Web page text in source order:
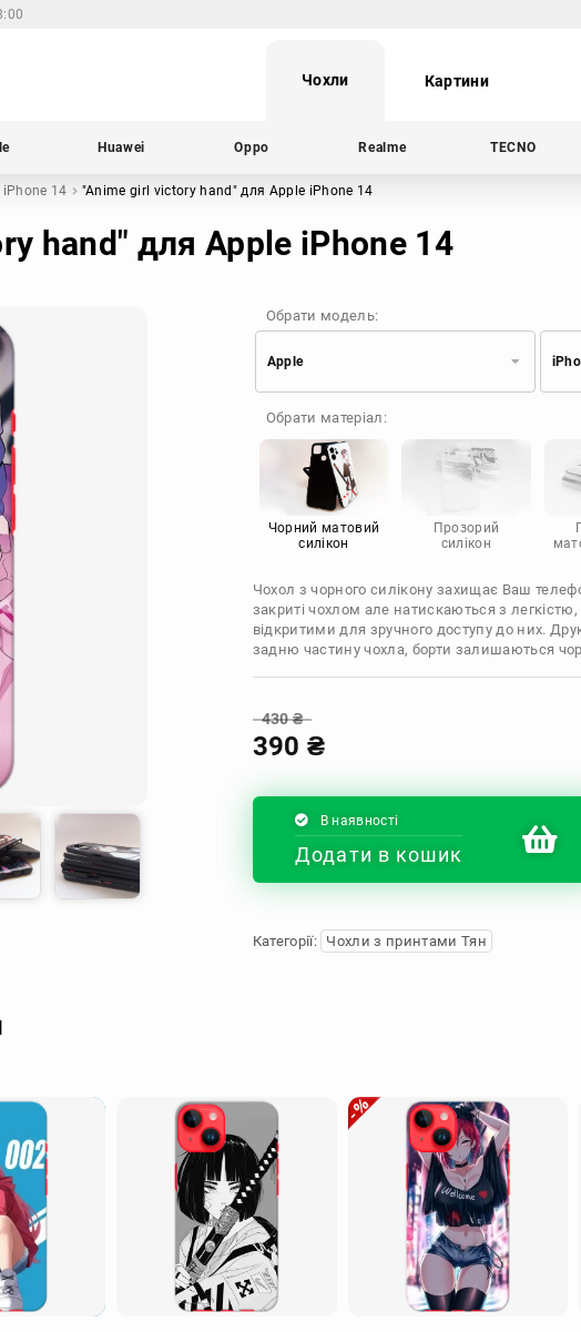
Чохли Картини
Huawei Oppo Realme TECNO
iPhone 14 "Anime girl victory hand" для Apple iPhone 14
hand" для Apple iPhone 14
Обрати модель:
Apple
Samsung
Apple
Oppo
Realme
OnePlus
Google
Doogee
Motorola
Обрати матеріал:
Чорний матовий
силікон
Прозорий
силікон
Чохол з чорного силікону захищає Ваш
закриті чохлом але натискаються з
відкритими для зручного доступу до них.
задню частину чохла, борти залишаються
430₴
390 ₴
В наявності
Додати в кошик
Категорії: Чохли з принтами Тян